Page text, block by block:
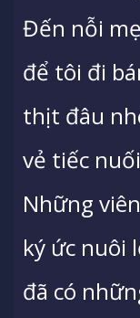
Đến nỗi
để tôi đi
thịt đâu
vẻ tiếc
Những
ký ức nuôi
đã có